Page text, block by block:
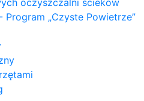
Program „Czyste Powietrze”